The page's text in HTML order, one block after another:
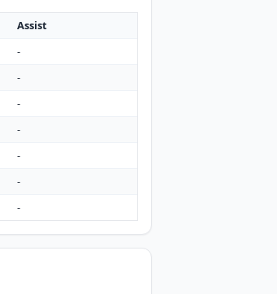
Assist
-
-
-
-
-
-
-